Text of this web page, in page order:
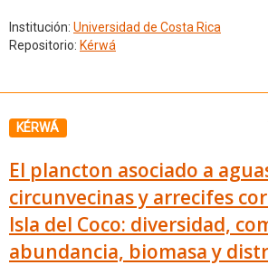
Institución: Universidad de Costa Rica
Repositorio: Kérwá
KÉRWÁ
El plancton asociado a
circunvecinas y arrecifes
Isla del Coco: diversidad,
abundancia, biomasa y